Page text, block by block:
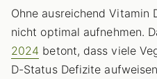
Ohne ausreichend Vitamin
nicht optimal aufnehmen.
2024 betont, dass viele
D-Status Defizite